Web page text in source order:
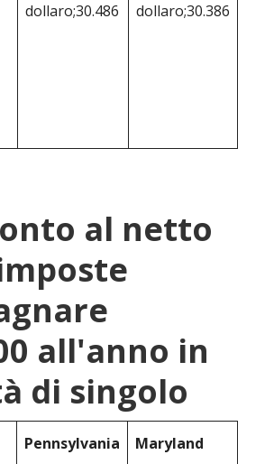
dollaro;30.486 dollaro;30.386
al netto
all'anno in
di singolo
Pennsylvania Maryland